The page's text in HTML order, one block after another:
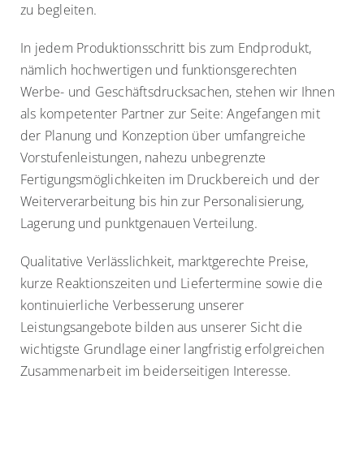
zu begleiten.
In jedem Produktionsschritt bis zum Endprodukt,
nämlich hochwertigen und funktionsgerechten
Werbe- und Geschäftsdrucksachen, stehen wir Ihnen
als kompetenter Partner zur Seite: Angefangen mit
der Planung und Konzeption über umfangreiche
Vorstufenleistungen, nahezu unbegrenzte
Fertigungsmöglichkeiten im Druckbereich und der
Weiterverarbeitung bis hin zur Personalisierung,
Lagerung und punktgenauen Verteilung.
Qualitative Verlässlichkeit, marktgerechte Preise,
kurze Reaktionszeiten und Liefertermine sowie die
kontinuierliche Verbesserung unserer
Leistungsangebote bilden aus unserer Sicht die
wichtigste Grundlage einer langfristig erfolgreichen
Zusammenarbeit im beiderseitigen Interesse.